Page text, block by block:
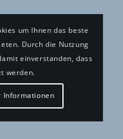
um Ihnen das beste
Durch die Nutzung
einverstanden, dass
werden.
Informationen